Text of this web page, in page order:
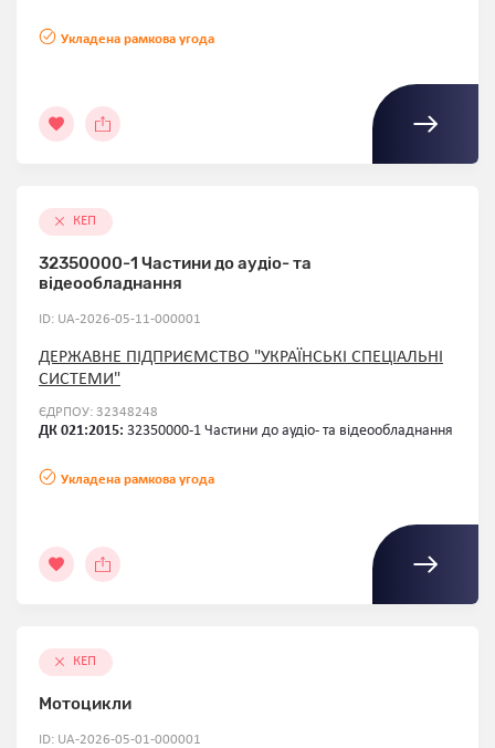
Укладена рамкова угода
КЕП
32350000-1 Частини до аудіо- та
відеообладнання
ID: UA-2026-05-11-000001
ДЕРЖАВНЕ ПІДПРИЄМСТВО "УКРАЇНСЬКІ СПЕЦІАЛЬНІ
СИСТЕМИ"
ЄДРПОУ: 32348248
ДК 021:2015: 32350000-1 Частини до аудіо- та відеообладнання
Укладена рамкова угода
КЕП
Мотоцикли
ID: UA-2026-05-01-000001